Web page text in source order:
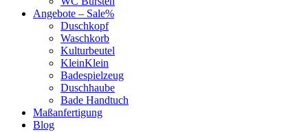
Angebote – Sale%
Duschkopf
Waschkorb
Kulturbeutel
KleinKlein
Badespielzeug
Duschhaube
Bade Handtuch
Maßanfertigung
Blog